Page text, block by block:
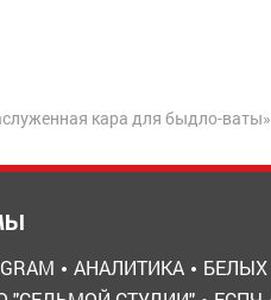
кара для быдло-ваты»
АНАЛИТИКА БЕЛЫХ